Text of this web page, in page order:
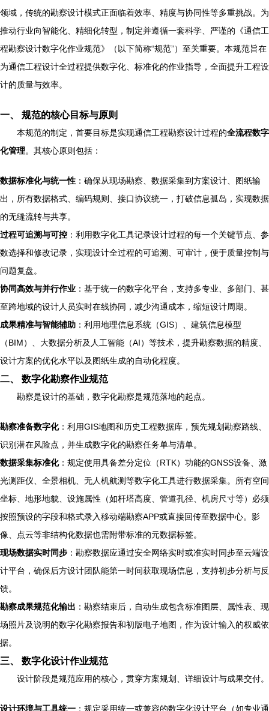
领域，传统的勘察设计模式正面临着效率、精度与协同性等多重挑战。为
推动行业向智能化、精细化转型，制定并遵循一套科学、严谨的《通信工
程勘察设计数字化作业规范》（以下简称“规范”）至关重要。本规范旨在
为通信工程设计全过程提供数字化、标准化的作业指导，全面提升工程设
计的质量与效率。
一、 规范的核心目标与原则
本规范的制定，首要目标是实现通信工程勘察设计过程的全流程数字
化管理。其核心原则包括：
数据标准化与统一性 ：确保从现场勘察、数据采集到方案设计、图纸输
出，所有数据格式、编码规则、接口协议统一，打破信息孤岛，实现数据
的无缝流转与共享。
过程可追溯与可控 ：利用数字化工具记录设计过程的每一个关键节点、参
数选择和修改记录，实现设计全过程的可追溯、可审计，便于质量控制与
问题复盘。
协同高效与并行作业 ：基于统一的数字化平台，支持多专业、多部门、甚
至跨地域的设计人员实时在线协同，减少沟通成本，缩短设计周期。
成果精准与智能辅助 ：利用地理信息系统（GIS）、建筑信息模型
（BIM）、大数据分析及人工智能（AI）等技术，提升勘察数据的精度、
设计方案的优化水平以及图纸生成的自动化程度。
二、 数字化勘察作业规范
勘察是设计的基础，数字化勘察是规范落地的起点。
勘察准备数字化：利用GIS地图和历史工程数据库，预先规划勘察路线、
识别潜在风险点，并生成数字化的勘察任务单与清单。
数据采集标准化：规定使用具备差分定位（RTK）功能的GNSS设备、激
光测距仪、全景相机、无人机航测等数字化工具进行数据采集。所有空间
坐标、地形地貌、设施属性（如杆塔高度、管道孔径、机房尺寸等）必须
按照预设的字段和格式录入移动端勘察APP或直接回传至数据中心。影
像、点云等非结构化数据也需附带标准的元数据标签。
现场数据实时同步 ：勘察数据应通过安全网络实时或准实时同步至云端设
计平台，确保后方设计团队能第一时间获取现场信息，支持初步分析与反
馈。
勘察成果规范化输出 ：勘察结束后，自动生成包含标准图层、属性表、现
场照片及说明的数字化勘察报告和初版电子地图，作为设计输入的权威依
据。
三、 数字化设计作业规范
设计阶段是规范应用的核心，贯穿方案规划、详细设计与成果交付。
设计环境与工具统一 ：规定采用统一或兼容的数字化设计平台（如专业通